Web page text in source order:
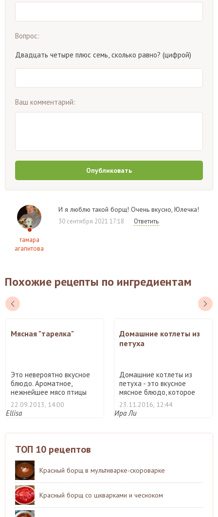
Вопрос:
Двадцать четыре плюс семь, сколько равно? (цифрой)
Ваш комментарий:
Опубликовать
тамара
агапитова
И я люблю такой борщ! Очень вкусно, Юлечка!
30 сентября 2021 17:18 Ответить
Похожие рецепты по ингредиентам
Мясная "тарелка"
Это невероятно вкусное
блюдо. Ароматное,
нежнейшее мясо птицы
находи ...
22.09.2013, 14:00
Ellisa
Домашние котлеты из
петуха
Домашние котлеты из
петуха - это вкусное
мясное блюдо, которое
получ ...
23.11.2016, 12:44
Ира Ли
ТОП 10 рецептов
Красный борщ в мультиварке-скороварке
Красный борщ со шкварками и чесноком